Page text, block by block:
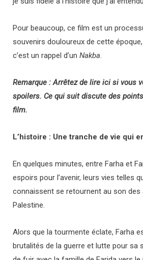
Pour beaucoup, ce film est un
souvenirs douloureux de cette
c’est un rappel d’un Nakba.
Remarque : Arrêtez de lire ici si vous
spoilers. Ce qui suit discute des
film.
L’histoire : Une tranche de vie qui
En quelques minutes, entre Farha et
espoirs pour l’avenir, leurs vies telles
connaissent se retournent au son
Palestine.
Alors que la tourmente éclate, Farha
brutalités de la guerre et lutte pour sa